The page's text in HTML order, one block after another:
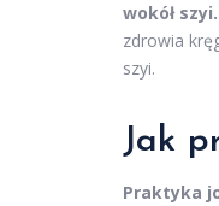
wokół szyi.
zdrowia
szyi.
Jak
Praktyka